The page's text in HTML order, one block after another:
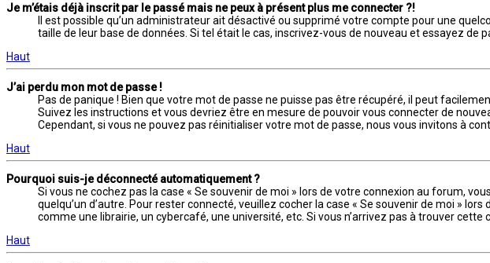
Je m’étais déjà inscrit par le passé mais ne peux à présent plus me connecter ?!
Il est possible qu’un administrateur ait désactivé ou supprimé votre compte pour une
taille de leur base de données. Si tel était le cas, inscrivez-vous de nouveau et essayez de
Haut
J’ai perdu mon mot de passe !
Pas de panique ! Bien que votre mot de passe ne puisse pas être récupéré, il peut
Suivez les instructions et vous devriez être en mesure de pouvoir vous connecter de
Cependant, si vous ne pouvez pas réinitialiser votre mot de passe, nous vous invitons à
Haut
Pourquoi suis-je déconnecté automatiquement ?
Si vous ne cochez pas la case « Se souvenir de moi » lors de votre connexion au forum,
quelqu’un d’autre. Pour rester connecté, veuillez cocher la case « Se souvenir de moi »
comme une librairie, un cybercafé, une université, etc. Si vous n’arrivez pas à trouver
Haut